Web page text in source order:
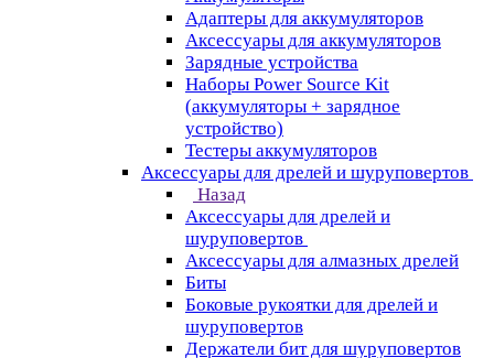
Адаптеры для аккумуляторов
Аксессуары для аккумуляторов
Зарядные устройства
Наборы Power Source Kit
(аккумуляторы + зарядное
устройство)
Тестеры аккумуляторов
Аксессуары для дрелей и шуруповертов
Назад
Аксессуары для дрелей и
шуруповертов
Аксессуары для алмазных дрелей
Биты
Боковые рукоятки для дрелей и
шуруповертов
Держатели бит для шуруповертов